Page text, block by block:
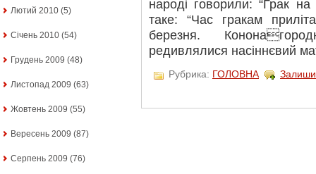
Лютий 2010 (5)
Січень 2010 (54)
Грудень 2009 (48)
Листопад 2009 (63)
Жовтень 2009 (55)
Вересень 2009 (87)
Серпень 2009 (76)
народі говорили: “Грак
таке: “Час гракам
березня.
редивлялися насіннєвий
Рубрика: ГОЛОВНА